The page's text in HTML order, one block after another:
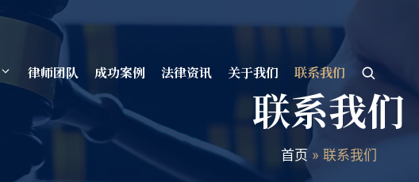
律师团队 成功案例 法律资讯 关于我们 联系我们
联系我们
首页 » 联系我们